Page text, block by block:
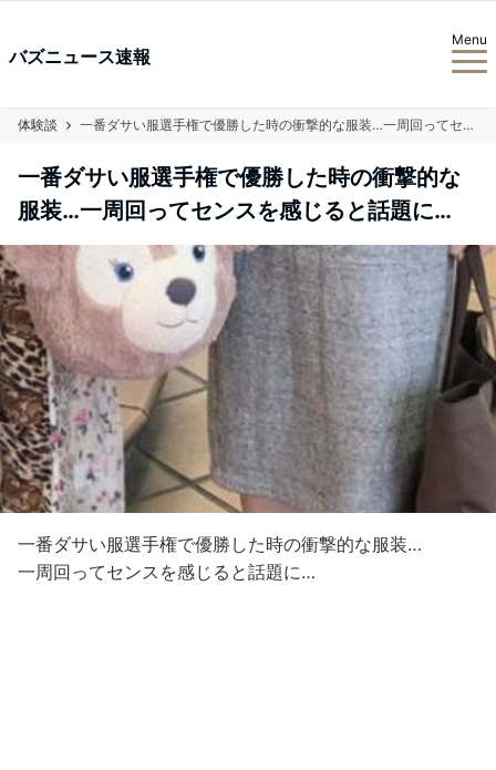
バズニュース速報
Menu
体験談 一番ダサい服選手権で優勝した時の衝撃的な服装…一周回ってセンスを感じると話題に…
一番ダサい服選手権で優勝した時の衝撃的な
服装…一周回ってセンスを感じると話題に…
一番ダサい服選手権で優勝した時の衝撃的な服装…
一周回ってセンスを感じると話題に…